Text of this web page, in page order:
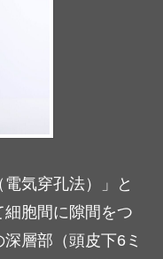
電気穿孔法）」と
胞間に隙間をつ
層部（頭皮下6ミ